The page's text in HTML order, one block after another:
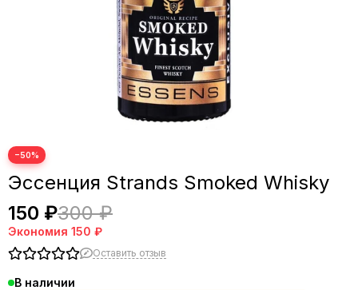
−50%
Эссенция Strands Smoked Whisky
150 ₽300 ₽
Экономия 150 ₽
Оставить отзыв
В наличии